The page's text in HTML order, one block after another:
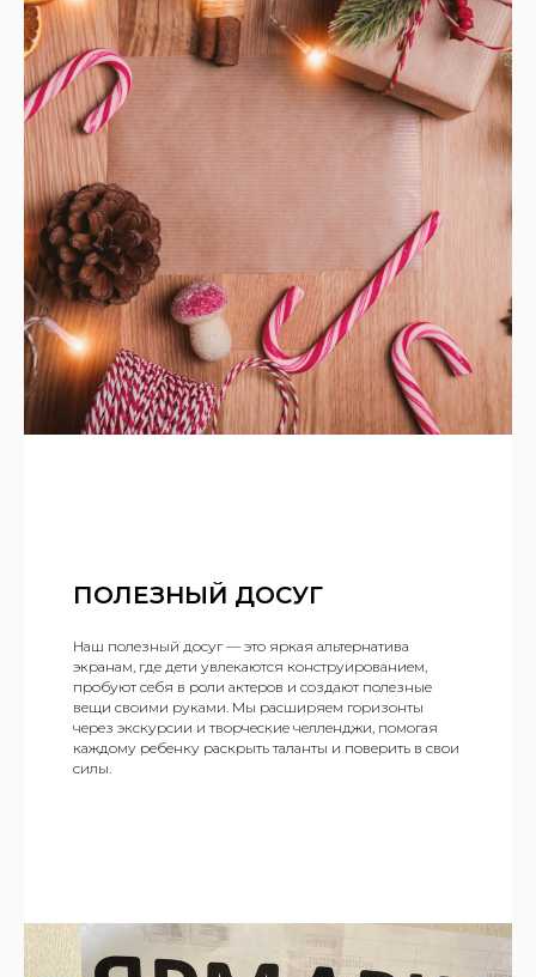
ПОЛЕЗНЫЙ ДОСУГ
Наш полезный досуг — это яркая альтернатива
экранам, где дети увлекаются конструированием,
пробуют себя в роли актеров и создают полезные
вещи своими руками. Мы расширяем горизонты
через экскурсии и творческие челленджи, помогая
каждому ребенку раскрыть таланты и поверить в свои
силы.